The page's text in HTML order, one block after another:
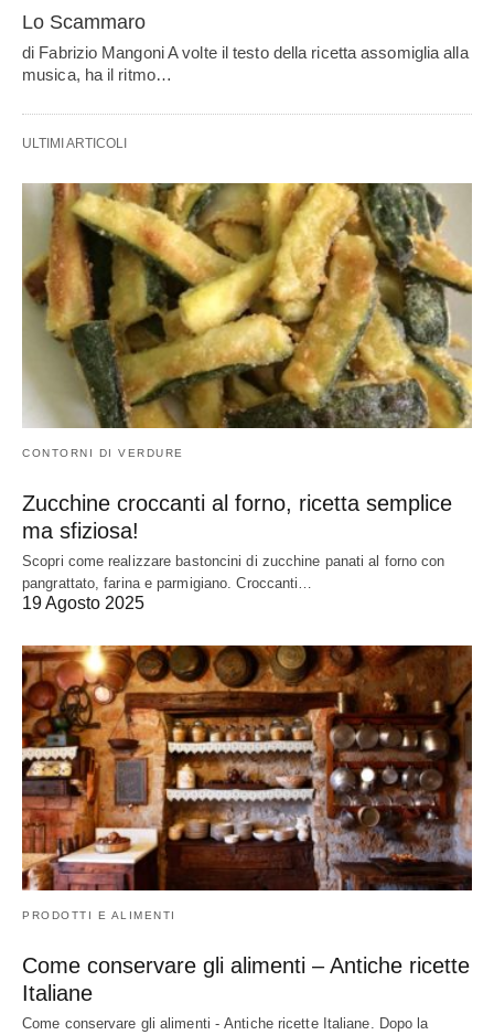
Lo Scammaro
di Fabrizio Mangoni A volte il testo della ricetta assomiglia alla
musica, ha il ritmo…
ULTIMI ARTICOLI
CONTORNI DI VERDURE
Zucchine croccanti al forno, ricetta semplice
ma sfiziosa!
Scopri come realizzare bastoncini di zucchine panati al forno con
pangrattato, farina e parmigiano. Croccanti…
19 Agosto 2025
PRODOTTI E ALIMENTI
Come conservare gli alimenti – Antiche ricette
Italiane
Come conservare gli alimenti - Antiche ricette Italiane. Dopo la